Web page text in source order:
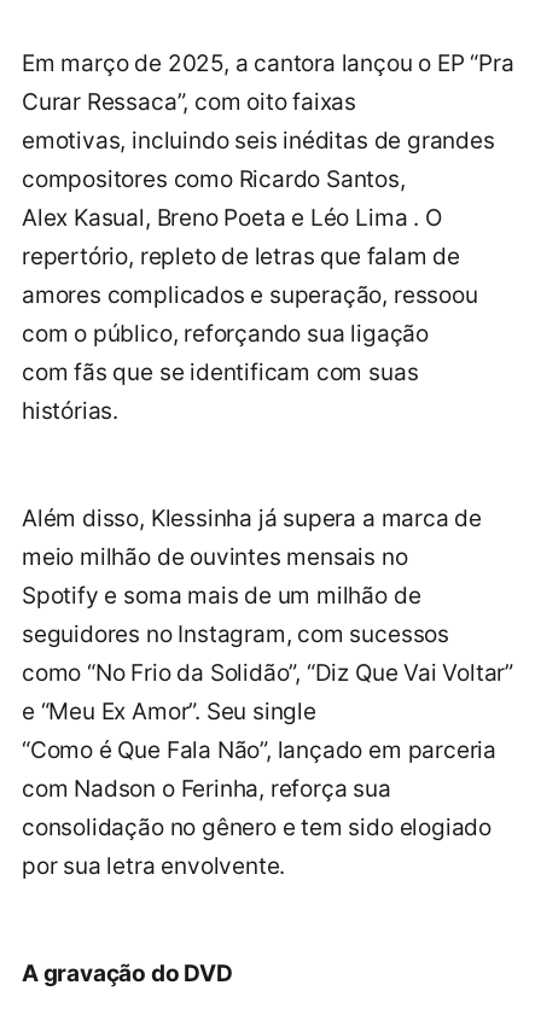
Em março de 2025, a cantora lançou o EP “Pra
Curar Ressaca”, com oito faixas
emotivas, incluindo seis inéditas de grandes
compositores como Ricardo Santos,
Alex Kasual, Breno Poeta e Léo Lima . O
repertório, repleto de letras que falam de
amores complicados e superação, ressoou
com o público, reforçando sua ligação
com fãs que se identificam com suas
histórias.
Além disso, Klessinha já supera a marca de
meio milhão de ouvintes mensais no
Spotify e soma mais de um milhão de
seguidores no Instagram, com sucessos
como “No Frio da Solidão”, “Diz Que Vai Voltar”
e “Meu Ex Amor”. Seu single
“Como é Que Fala Não”, lançado em parceria
com Nadson o Ferinha, reforça sua
consolidação no gênero e tem sido elogiado
por sua letra envolvente.
A gravação do DVD